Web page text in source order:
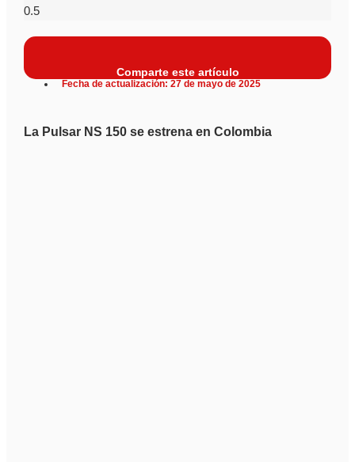
Comparte este artículo
Fecha de actualización: 27 de mayo de 2025
La Pulsar NS 150 se estrena en Colombia